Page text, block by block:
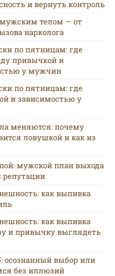
и вернуть контроль
мужским телом — от
нарколога
по пятницам: где
привычкой и
у мужчин
по пятницам: где
и зависимостью у
меняются: почему
ловушкой и как из
мужской план выхода
репутации
как выпивка
как выпивка
и привычку выглядеть
осознанный выбор или
без иллюзий